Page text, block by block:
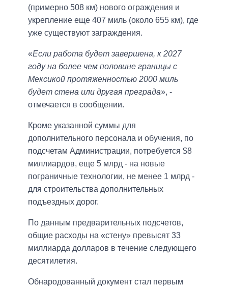
(примерно 508 км) нового ограждения и
укрепление еще 407 миль (около 655 км), где
уже существуют заграждения.
«Если работа будет завершена, к 2027
году на более чем половине границы с
Мексикой протяженностью 2000 миль
будет стена или другая преграда», -
отмечается в сообщении.
Кроме указанной суммы для
дополнительного персонала и обучения, по
подсчетам Администрации, потребуется $8
миллиардов, еще 5 млрд - на новые
пограничные технологии, не менее 1 млрд -
для строительства дополнительных
подъездных дорог.
По данным предварительных подсчетов,
общие расходы на «стену» превысят 33
миллиарда долларов в течение следующего
десятилетия.
Обнародованный документ стал первым